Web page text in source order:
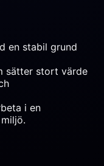
en stabil grund
sätter stort värde
i en